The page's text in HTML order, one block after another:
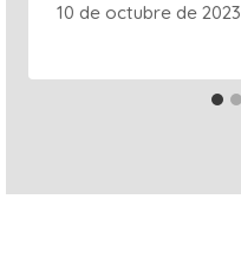
10 de octubre de 2023